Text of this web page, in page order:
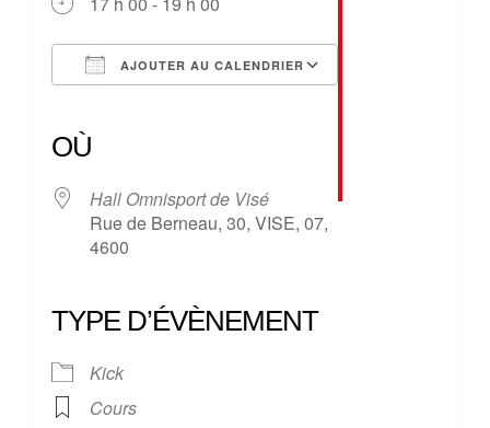
AJOUTER AU CALENDRIER
OÙ
Hall Omnisport de Visé
Rue de Berneau, 30, VISE, 07,
4600
TYPE D’ÉVÈNEMENT
Kick
Cours